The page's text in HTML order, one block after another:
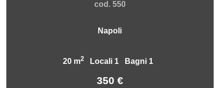
cod. 550
Napoli
20 m2Locali 1 Bagni 1
350 €